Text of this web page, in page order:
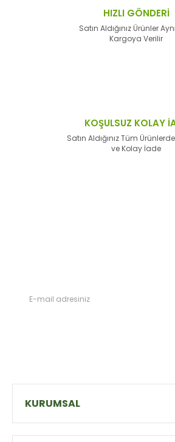
HIZLI GÖNDERİ
Satın Aldığınız Ürünler
Kargoya Verilir
KOŞULSUZ KOLAY
Satın Aldığınız Tüm
ve Kolay İade
KURUMSAL